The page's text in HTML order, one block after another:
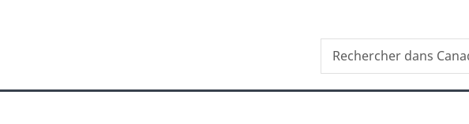
sujet
HTML
Recherche
Rechercher
dans